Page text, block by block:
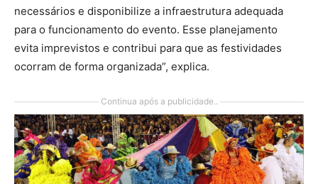
necessários e disponibilize a infraestrutura adequada
para o funcionamento do evento. Esse planejamento
evita imprevistos e contribui para que as festividades
ocorram de forma organizada”, explica.
Continua após a publicidade..